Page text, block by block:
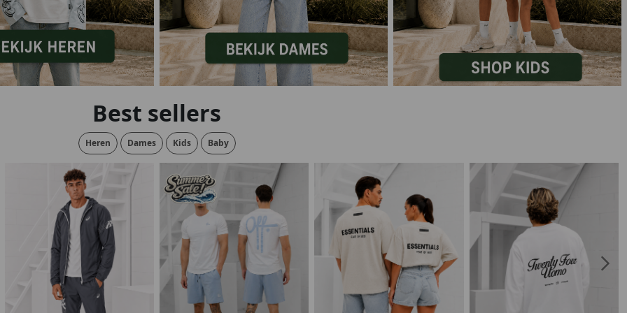
Marokko
Nigeria
Portugal
Spanje
MID SEASON-SALE DAMES MID SEASON-SALE KIDS
Best sellers
Heren Dames Kids Baby